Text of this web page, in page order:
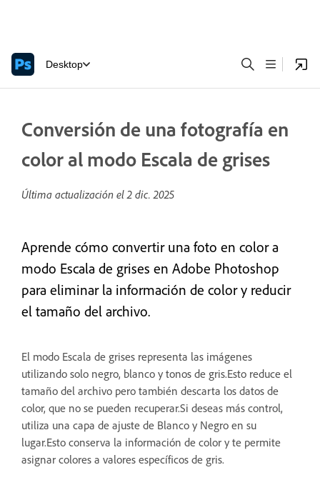
Desktop
Conversión de una fotografía en
color al modo Escala de grises
Última actualización el2 dic. 2025
Aprende cómo convertir una foto en color a
modo Escala de grises en Adobe Photoshop
para eliminar la información de color y reducir
el tamaño del archivo.
El modo Escala de grises representa las imágenes
utilizando solo negro, blanco y tonos de gris.Esto reduce el
tamaño del archivo pero también descarta los datos de
color, que no se pueden recuperar.Si deseas más control,
utiliza una capa de ajuste de Blanco y Negro en su
lugar.Esto conserva la información de color y te permite
asignar colores a valores específicos de gris.